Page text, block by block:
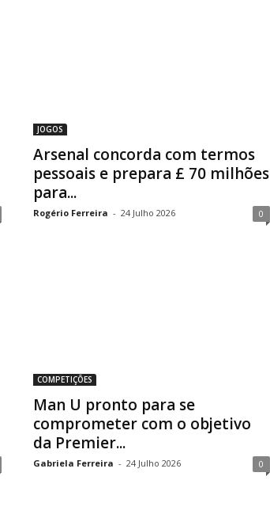
JOGOS
Arsenal concorda com termos
pessoais e prepara £ 70 milhões
para...
Rogério Ferreira - 24 Julho 2026 0
COMPETIÇÕES
Man U pronto para se
comprometer com o objetivo
da Premier...
Gabriela Ferreira - 24 Julho 2026 0